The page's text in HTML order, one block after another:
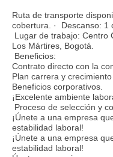
Ruta de transporte
cobertura. · Descanso: 1
Lugar de trabajo: Centro
Los Mártires, Bogotá.
Beneficios:
Contrato directo con la
Plan carrera y crecimiento
Beneficios corporativos.
¡Excelente ambiente
Proceso de selección y
¡Únete a una empresa
estabilidad laboral!
¡Únete a una empresa
estabilidad laboral!